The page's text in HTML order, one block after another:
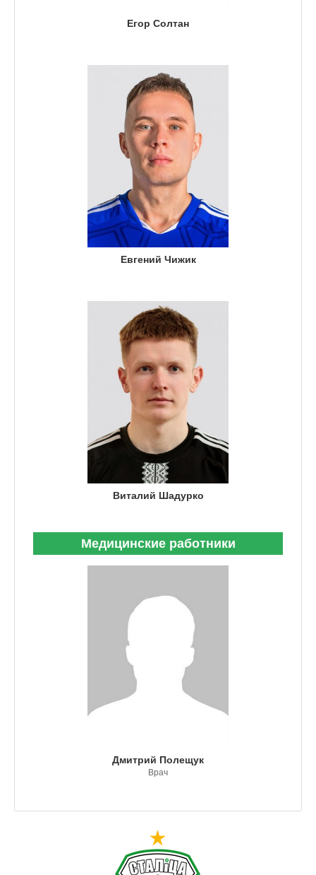
Егор Солтан
Евгений Чижик
Виталий Шадурко
Медицинские работники
Дмитрий Полещук
Врач